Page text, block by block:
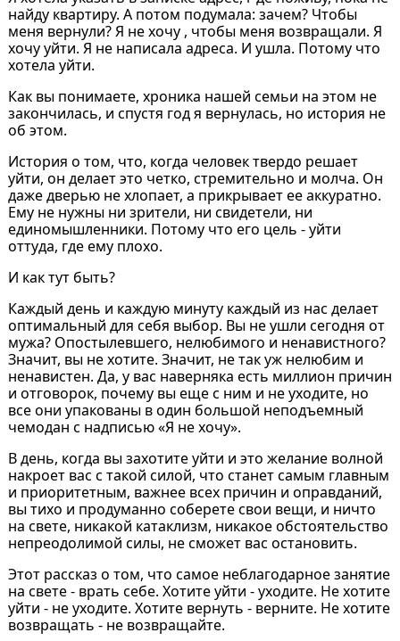
найду квартиру. А потом подумала: зачем? Чтобы
меня вернули? Я не хочу , чтобы меня возвращали. Я
хочу уйти. Я не написала адреса. И ушла. Потому что
хотела уйти.
Как вы понимаете, хроника нашей семьи на этом не
закончилась, и спустя год я вернулась, но история не
об этом.
История о том, что, когда человек твердо решает
уйти, он делает это четко, стремительно и молча. Он
даже дверью не хлопает, а прикрывает ее аккуратно.
Ему не нужны ни зрители, ни свидетели, ни
единомышленники. Потому что его цель - уйти
оттуда, где ему плохо.
И как тут быть?
Каждый день и каждую минуту каждый из нас делает
оптимальный для себя выбор. Вы не ушли сегодня от
мужа? Опостылевшего, нелюбимого и ненавистного?
Значит, вы не хотите. Значит, не так уж нелюбим и
ненавистен. Да, у вас наверняка есть миллион причин
и отговорок, почему вы еще с ним и не уходите, но
все они упакованы в один большой неподъемный
чемодан с надписью «Я не хочу».
В день, когда вы захотите уйти и это желание волной
накроет вас с такой силой, что станет самым главным
и приоритетным, важнее всех причин и оправданий,
вы тихо и продуманно соберете свои вещи, и ничто
на свете, никакой катаклизм, никакое обстоятельство
непреодолимой силы, не сможет вас остановить.
Этот рассказ о том, что самое неблагодарное занятие
на свете - врать себе. Хотите уйти - уходите. Не хотите
уйти - не уходите. Хотите вернуть - верните. Не хотите
возвращать - не возвращайте.